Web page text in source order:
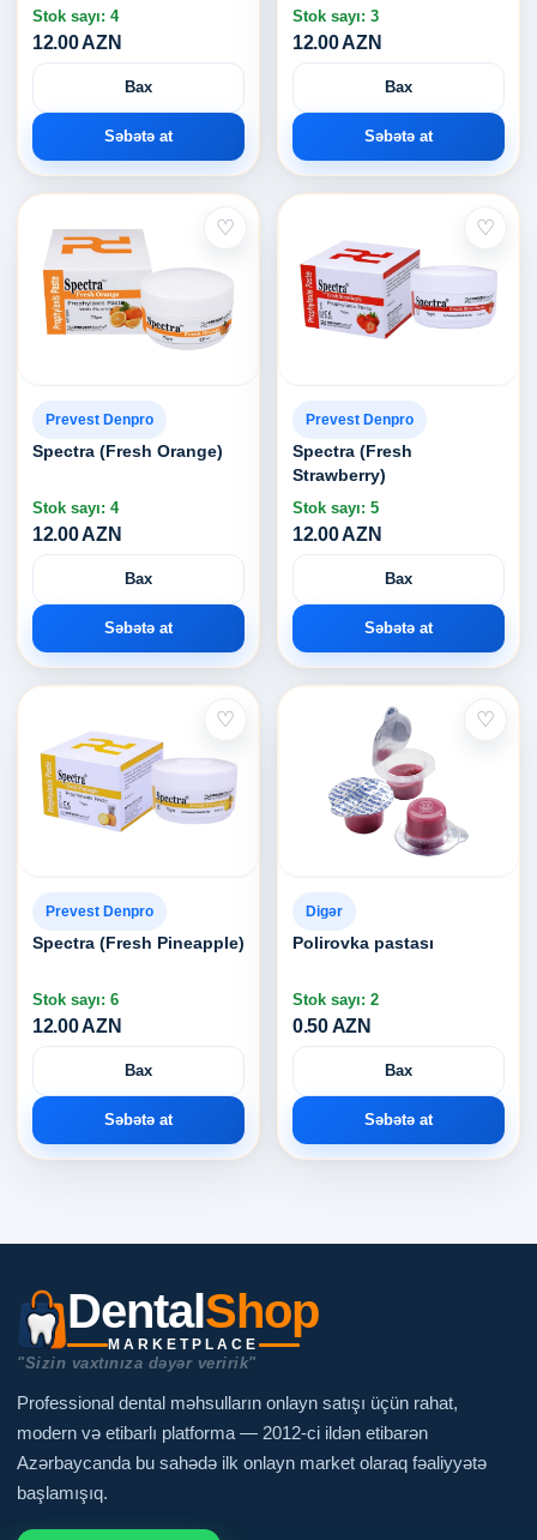
Stok sayı: 4
12.00 AZN
Bax
Səbətə at
Stok sayı: 3
12.00 AZN
Bax
Səbətə at
♡
Prevest Denpro
Spectra (Fresh Orange)
Stok sayı: 4
12.00 AZN
Bax
Səbətə at
♡
Prevest Denpro
Spectra (Fresh
Strawberry)
Stok sayı: 5
12.00 AZN
Bax
Səbətə at
♡
Prevest Denpro
Spectra (Fresh Pineapple)
Stok sayı: 6
12.00 AZN
Bax
Səbətə at
♡
Digər
Polirovka pastası
Stok sayı: 2
0.50 AZN
Bax
Səbətə at
DentalShop
MARKETPLACE
"Sizin vaxtınıza dəyər veririk"
Professional dental məhsulların onlayn satışı üçün rahat,
modern və etibarlı platforma — 2012-ci ildən etibarən
Azərbaycanda bu sahədə ilk onlayn market olaraq fəaliyyətə
başlamışıq.